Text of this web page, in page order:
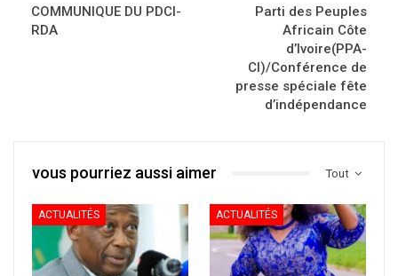
COMMUNIQUE DU PDCI-
RDA
Parti des Peuples
Africain Côte
d’Ivoire(PPA-
CI)/Conférence de
presse spéciale fête
d’indépendance
Tout
vous pourriez aussi aimer
ACTUALITÉS ACTUALITÉS